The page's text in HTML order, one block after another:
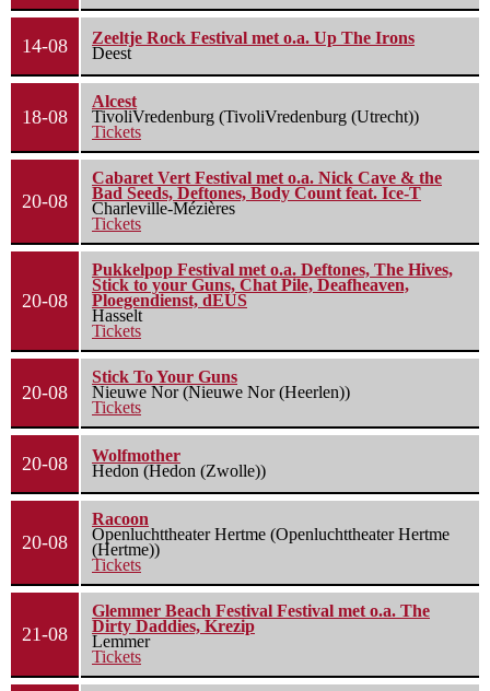
14-08
Zeeltje Rock Festival met o.a. Up The Irons
Deest
18-08
Alcest
TivoliVredenburg (TivoliVredenburg (Utrecht))
Tickets
20-08
Cabaret Vert Festival met o.a. Nick Cave & the
Bad Seeds, Deftones, Body Count feat. Ice-T
Charleville-Mézières
Tickets
20-08
Pukkelpop Festival met o.a. Deftones, The Hives,
Stick to your Guns, Chat Pile, Deafheaven,
Ploegendienst, dEUS
Hasselt
Tickets
20-08
Stick To Your Guns
Nieuwe Nor (Nieuwe Nor (Heerlen))
Tickets
20-08
Wolfmother
Hedon (Hedon (Zwolle))
20-08
Racoon
Openluchttheater Hertme (Openluchttheater Hertme
(Hertme))
Tickets
21-08
Glemmer Beach Festival Festival met o.a. The
Dirty Daddies, Krezip
Lemmer
Tickets